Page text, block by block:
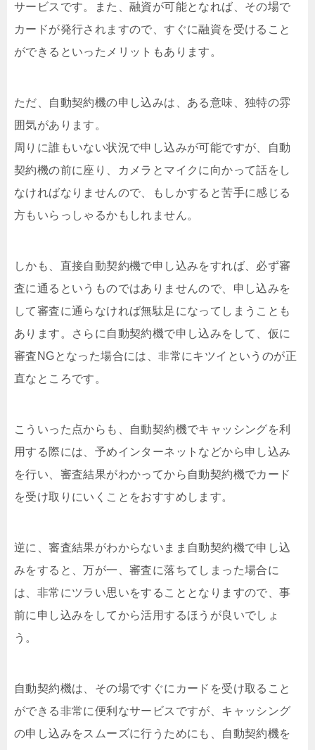
サービスです。また、融資が可能となれば、その場で
カードが発行されますので、すぐに融資を受けること
ができるといったメリットもあります。
ただ、自動契約機の申し込みは、ある意味、独特の雰
囲気があります。
周りに誰もいない状況で申し込みが可能ですが、自動
契約機の前に座り、カメラとマイクに向かって話をし
なければなりませんので、もしかすると苦手に感じる
方もいらっしゃるかもしれません。
しかも、直接自動契約機で申し込みをすれば、必ず審
査に通るというものではありませんので、申し込みを
して審査に通らなければ無駄足になってしまうことも
あります。さらに自動契約機で申し込みをして、仮に
審査NGとなった場合には、非常にキツイというのが正
直なところです。
こういった点からも、自動契約機でキャッシングを利
用する際には、予めインターネットなどから申し込み
を行い、審査結果がわかってから自動契約機でカード
を受け取りにいくことをおすすめします。
逆に、審査結果がわからないまま自動契約機で申し込
みをすると、万が一、審査に落ちてしまった場合に
は、非常にツラい思いをすることとなりますので、事
前に申し込みをしてから活用するほうが良いでしょ
う。
自動契約機は、その場ですぐにカードを受け取ること
ができる非常に便利なサービスですが、キャッシング
の申し込みをスムーズに行うためにも、自動契約機を